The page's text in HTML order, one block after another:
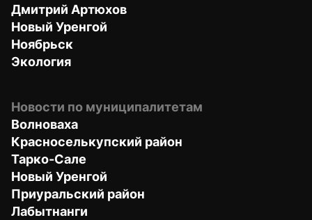
Дмитрий Артюхов
Новый Уренгой
Ноябрьск
Экология
Новости по муниципалитетам
Волноваха
Красноселькупский район
Тарко-Сале
Новый Уренгой
Приуральский район
Лабытнанги